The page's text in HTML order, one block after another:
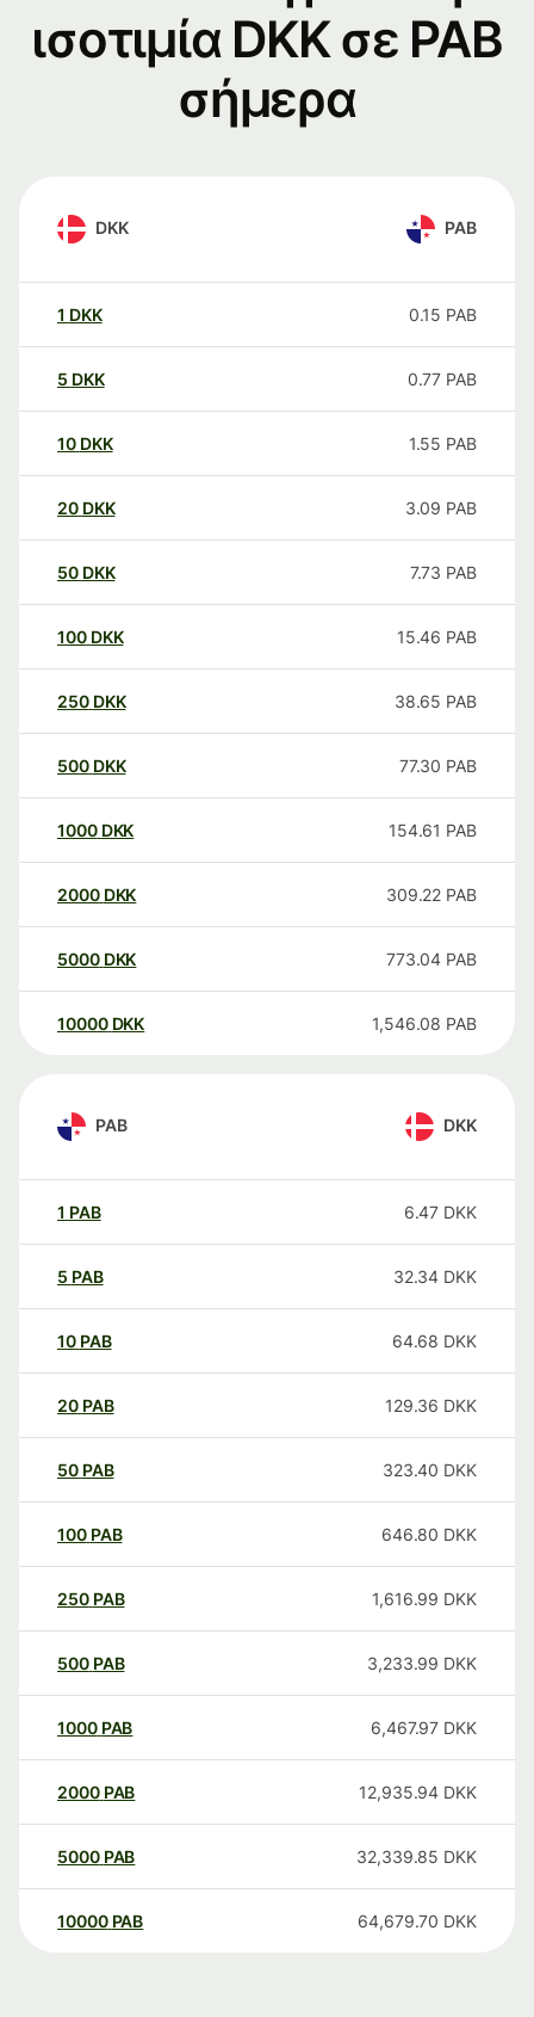
ισοτιμία DKK σε PAB
σήμερα
DKK PAB
1 DKK 0.15 PAB
5 DKK 0.77 PAB
10 DKK 1.55 PAB
20 DKK 3.09 PAB
50 DKK 7.73 PAB
100 DKK 15.46 PAB
250 DKK 38.65 PAB
500 DKK 77.30 PAB
1000 DKK 154.61 PAB
2000 DKK 309.22 PAB
5000 DKK 773.04 PAB
10000 DKK 1,546.08 PAB
PAB DKK
1 PAB 6.47 DKK
5 PAB 32.34 DKK
10 PAB 64.68 DKK
20 PAB 129.36 DKK
50 PAB 323.40 DKK
100 PAB 646.80 DKK
250 PAB 1,616.99 DKK
500 PAB 3,233.99 DKK
1000 PAB 6,467.97 DKK
2000 PAB 12,935.94 DKK
5000 PAB 32,339.85 DKK
10000 PAB 64,679.70 DKK